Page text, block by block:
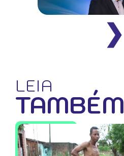
❯
LEIA
TAMBÉM